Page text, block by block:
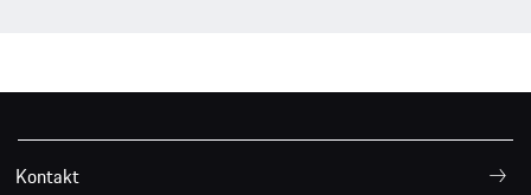
Kontakt